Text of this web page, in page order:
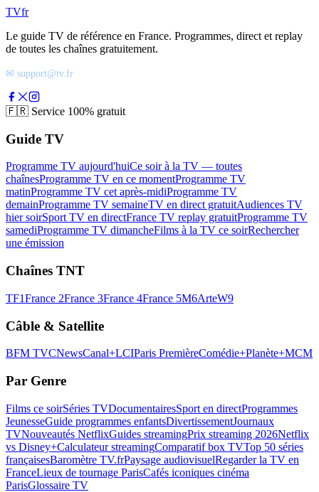
TVfr
Le guide TV de référence en France. Programmes, direct et replay
de toutes les chaînes gratuitement.
✉ support@tv.fr
🇫🇷 Service 100% gratuit
Guide TV
Programme TV aujourd'huiCe soir à la TV — toutes
chaînesProgramme TV en ce momentProgramme TV
matinProgramme TV cet après-midiProgramme TV
demainProgramme TV semaineTV en direct gratuitAudiences TV
hier soirSport TV en directFrance TV replay gratuitProgramme TV
samediProgramme TV dimancheFilms à la TV ce soirRechercher
une émission
Chaînes TNT
TF1France 2France 3France 4France 5M6ArteW9
Câble & Satellite
BFM TVCNewsCanal+LCIParis PremièreComédie+Planète+MCM
Par Genre
Films ce soirSéries TVDocumentairesSport en directProgrammes
JeunesseGuide programmes enfantsDivertissementJournaux
TVNouveautés NetflixGuides streamingPrix streaming 2026Netflix
vs Disney+Calculateur streamingComparatif box TVTop 50 séries
françaisesBaromètre TV.frPaysage audiovisuelRegarder la TV en
FranceLieux de tournage ParisCafés iconiques cinéma
ParisGlossaire TV